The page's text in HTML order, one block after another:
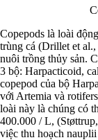
Copepods là loài
trùng cá (Drillet et
nuôi trồng thủy sản.
3 bộ: Harpacticoid,
copepod của bộ
với Artemia và
loài này là chúng có
400.000 / L,
việc thu hoạch